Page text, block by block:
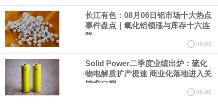
意大利富时MIB指数跌0.18%。
LME伦镍日内跌超3.00%，现报16574.100美元/吨。
瑞士7月季调后失业率 3.1%，预期 3.1%，前值 3.1%。瑞士7月未
季调失业率 3%，预期 3%，前值 2.9%。
长江有色：08月06日铝市场十大热点
事件盘点｜氧化铝领涨与库存十六连
降
08-06
Solid Power二季度业绩出炉：硫化
物电解质扩产提速 商业化落地进入关
键窗口期
08-06